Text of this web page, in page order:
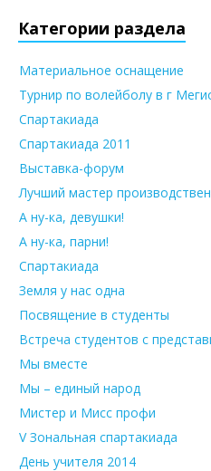
Категории раздела
Материальное оснащение
Турнир по волейболу в г
Спартакиада
Спартакиада 2011
Выставка-форум
Лучший мастер
А ну-ка, девушки!
А ну-ка, парни!
Спартакиада
Земля у нас одна
Посвящение в студенты
Встреча студентов с
Мы вместе
Мы – единый народ
Мистер и Мисс профи
V Зональная спартакиада
День учителя 2014